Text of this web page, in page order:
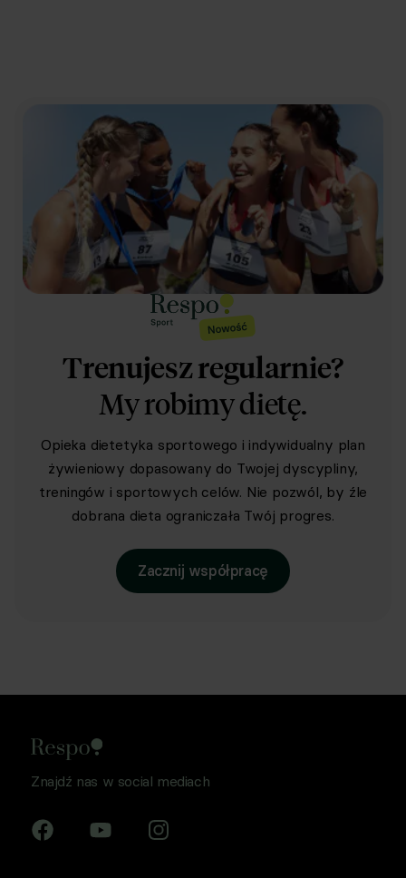
Trenujesz regularnie?
My robimy dietę.
Opieka dietetyka sportowego i indywidualny plan
żywieniowy dopasowany do Twojej dyscypliny,
treningów i sportowych celów. Nie pozwól, by źle
dobrana dieta ograniczała Twój progres.
Zacznij współpracę
Znajdź nas w social mediach